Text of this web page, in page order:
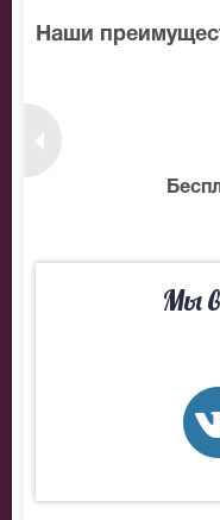
Наши
Мы